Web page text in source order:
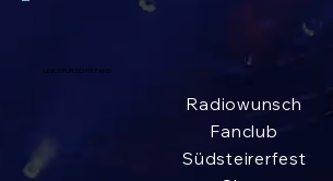
LINKS FÜR ECHTE FANS
Radiowunsch
Fanclub
Südsteirerfest